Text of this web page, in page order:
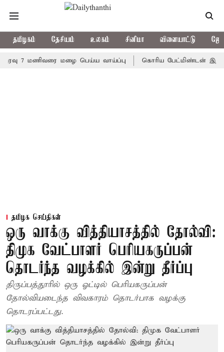
தமிழகம் தேசியம் உலகம் சினிமா விளையாட்டு
மணிவரை மழை பெய்ய வாய்ப்பு கொரிய பேட்மிண்டன் இறுதி
தமிழக செய்திகள்
ஒரு வாக்கு வித்தியாசத்தில் தோல்வி:
திமுக வேட்பாளர் பெரியகருப்பன்
தொடர்ந்த வழக்கில் இன்று தீர்ப்பு
திருப்பத்தூரில் ஒரு ஓட்டில் பெரியகருப்பன்
தோல்வியடைந்த விவகாரம் தொடர்பாக வழக்கு
தொடரப்பட்டது.